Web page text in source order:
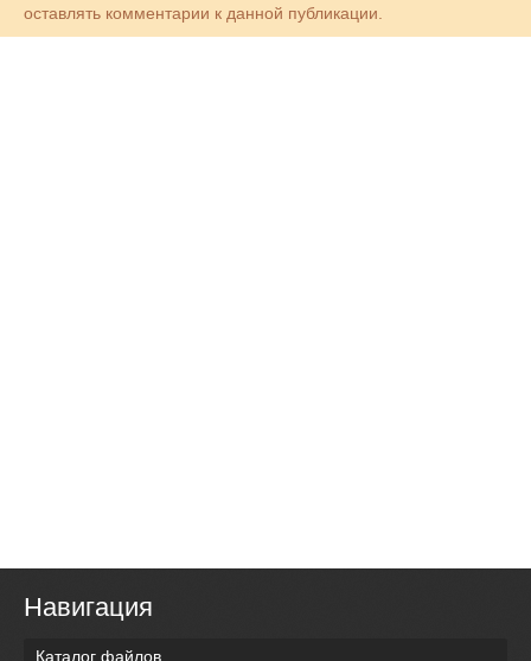
оставлять комментарии к данной публикации.
Навигация
Каталог файлов